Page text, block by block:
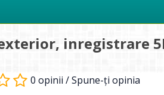
inregistrare
0 opinii /Spune-ţi opinia